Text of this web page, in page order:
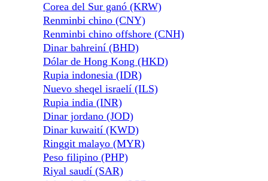
Corea del Sur ganó (KRW)
Renminbi chino (CNY)
Renminbi chino offshore (CNH)
Dinar bahreiní (BHD)
Dólar de Hong Kong (HKD)
Rupia indonesia (IDR)
Nuevo sheqel israelí (ILS)
Rupia india (INR)
Dinar jordano (JOD)
Dinar kuwaití (KWD)
Ringgit malayo (MYR)
Peso filipino (PHP)
Riyal saudí (SAR)